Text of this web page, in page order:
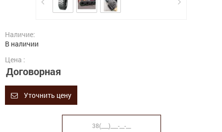
Наличие:
В наличии
Цена :
Договорная
Уточнить цену